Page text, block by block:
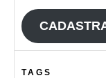
TAGS